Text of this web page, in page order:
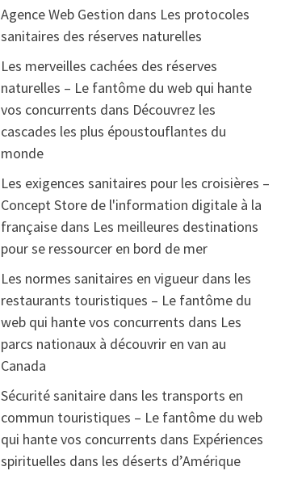
Agence Web Gestion dans Les protocoles
sanitaires des réserves naturelles
Les merveilles cachées des réserves
naturelles – Le fantôme du web qui hante
vos concurrents dans Découvrez les
cascades les plus époustouflantes du
monde
Les exigences sanitaires pour les croisières –
Concept Store de l'information digitale à la
françaisedans Les meilleures destinations
pour se ressourcer en bord de mer
Les normes sanitaires en vigueur dans les
restaurants touristiques – Le fantôme du
web qui hante vos concurrents dans Les
parcs nationaux à découvrir en van au
Canada
Sécurité sanitaire dans les transports en
commun touristiques – Le fantôme du web
qui hante vos concurrents dans Expériences
spirituelles dans les déserts d’Amérique